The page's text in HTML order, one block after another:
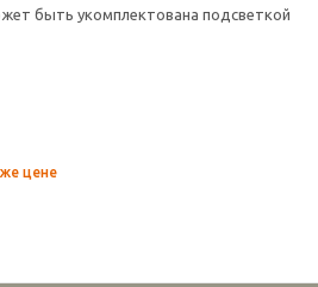
быть укомплектована подсветкой
цене